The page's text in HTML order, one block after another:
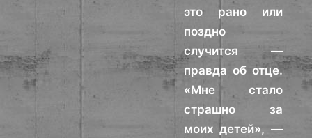
это рано или
поздно
случится —
правда об отце.
«Мне стало
страшно за
моих детей», —